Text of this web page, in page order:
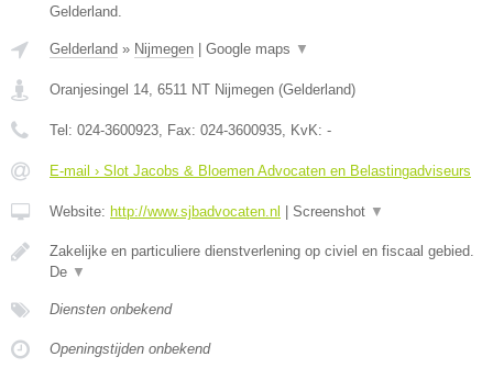
Gelderland.
Gelderland » Nijmegen | Google maps ▼
Oranjesingel 14 6511 NT Nijmegen (Gelderland)
Tel: 024-3600923 , Fax: 024-3600935 , KvK: -
E-mail › Slot Jacobs & Bloemen Advocaten en Belastingadviseurs
Website: http://www.sjbadvocaten.nl | Screenshot ▼
Zakelijke en particuliere dienstverlening op civiel en fiscaal gebied.
De ▼
Diensten onbekend
Openingstijden onbekend